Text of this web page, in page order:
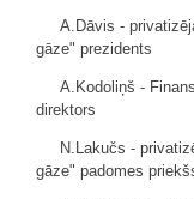
A.Dāvis -
gāze" prezidents
A.Kodoliņš -
direktors
N.Lakučs -
gāze" padomes